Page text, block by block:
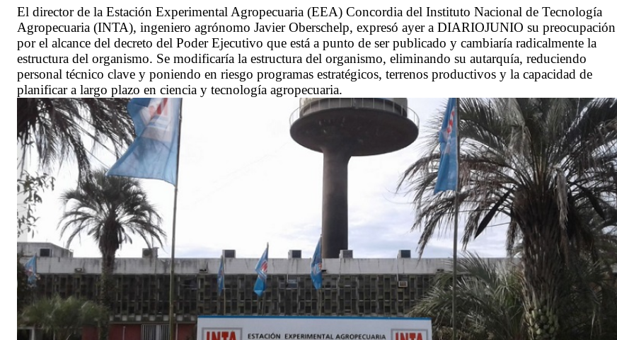
El director de la Estación Experimental Agropecuaria (EEA) Concordia del Instituto Nacional de Tecnología
Agropecuaria (INTA), ingeniero agrónomo Javier Oberschelp, expresó ayer a DIARIOJUNIO su preocupación
por el alcance del decreto del Poder Ejecutivo que está a punto de ser publicado y cambiaría radicalmente la
estructura del organismo. Se modificaría la estructura del organismo, eliminando su autarquía, reduciendo
personal técnico clave y poniendo en riesgo programas estratégicos, terrenos productivos y la capacidad de
planificar a largo plazo en ciencia y tecnología agropecuaria.